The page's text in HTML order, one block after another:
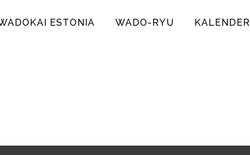
ESTONIA WADO-RYU KALENDER